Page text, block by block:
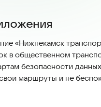
«Нижнекамск
в общественном
безопасности
маршруты и не
городу с комфортом!